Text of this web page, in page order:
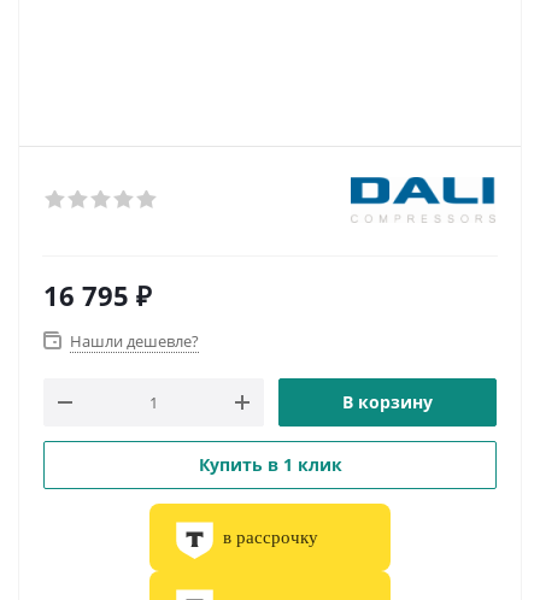
16 795 ₽
Нашли дешевле?
В корзину
Купить в 1 клик
в рассрочку